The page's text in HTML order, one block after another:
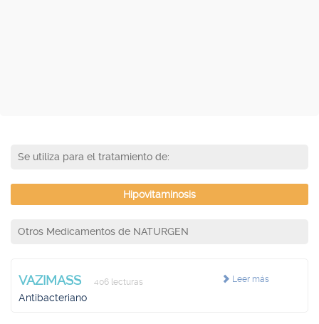
Se utiliza para el tratamiento de:
Hipovitaminosis
Otros Medicamentos de NATURGEN
Leer más
VAZIMASS 406 lecturas
Antibacteriano